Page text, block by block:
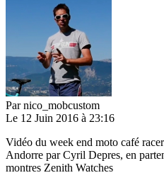
Parnico_mobcustom
Le 12 Juin 2016 à 23:16
Vidéo du week end moto café
Andorre par Cyril Depres, en
montres Zenith Watches